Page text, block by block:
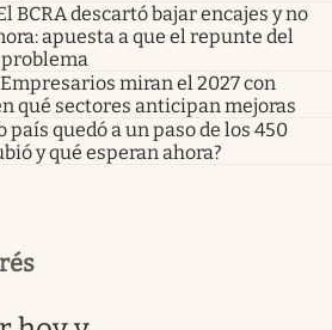
BCRA descartó bajar encajes y no
apuesta a que el repunte del
Empresarios miran el 2027 con
qué sectores anticipan mejoras
país quedó a un paso de los 450
y qué esperan ahora?